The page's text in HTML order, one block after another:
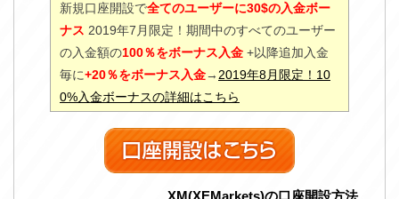
新規口座開設で全てのユーザーに30$の入金ボー
ナス 2019年7月限定！期間中のすべてのユーザー
の入金額の100％をボーナス入金 +以降追加入金
毎に+20％をボーナス入金→ 2019年8月限定！10
0%入金ボーナスの詳細はこちら
XM(XEMarkets)の口座開設方法